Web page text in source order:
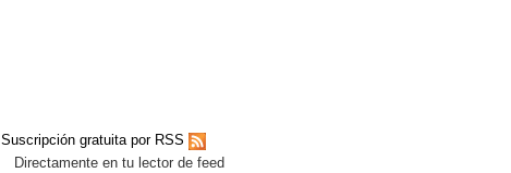
Suscripción gratuita por RSS
Directamente en tu lector de feed